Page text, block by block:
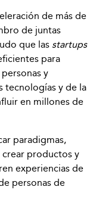
de más de
de juntas
que lasstartups
para
y
tecnologías y de la
en millones de
paradigmas,
productos y
experiencias de
personas de